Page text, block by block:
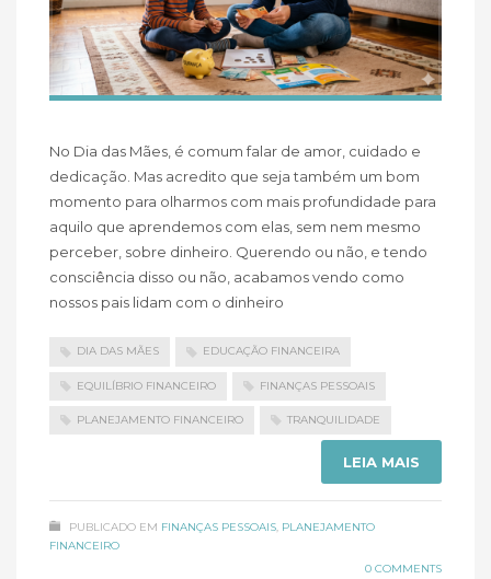
No Dia das Mães, é comum falar de amor, cuidado e
dedicação. Mas acredito que seja também um bom
momento para olharmos com mais profundidade para
aquilo que aprendemos com elas, sem nem mesmo
perceber, sobre dinheiro. Querendo ou não, e tendo
consciência disso ou não, acabamos vendo como
nossos pais lidam com o dinheiro
DIA DAS MÃES EDUCAÇÃO FINANCEIRA
EQUILÍBRIO FINANCEIRO FINANÇAS PESSOAIS
PLANEJAMENTO FINANCEIRO TRANQUILIDADE
LEIA MAIS
PUBLICADO EM FINANÇAS PESSOAIS, PLANEJAMENTO
FINANCEIRO
0 COMMENTS